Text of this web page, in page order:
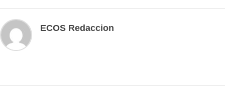
ECOS Redaccion